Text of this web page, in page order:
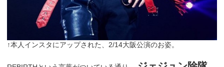
↑本人インスタにアップされた、2/14大阪公演のお姿。